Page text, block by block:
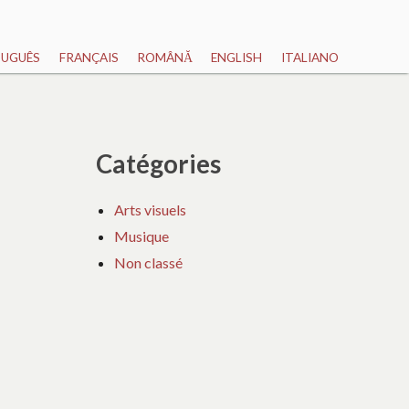
FRANÇAIS ROMÂNĂ ENGLISH ITALIANO
Catégories
Arts visuels
Musique
Non classé